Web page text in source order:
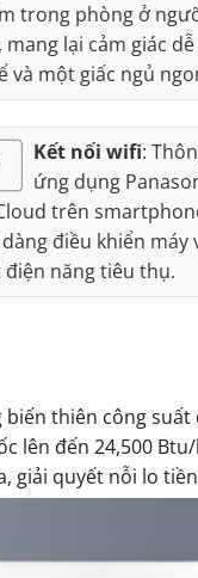
trong phòng ở
mang lại cảm giác
và một giấc ngủ
Kết nối wifi:
ứng dụng
trên
điều khiển máy
điện năng tiêu thụ.
thiên công
lên đến 24,500
giải quyết nỗi lo